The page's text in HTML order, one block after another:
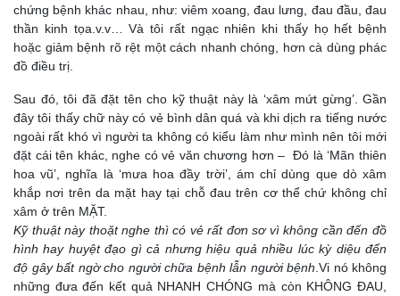
chứng bệnh khác nhau, như: viêm xoang, đau lưng, đau đầu, đau
thần kinh tọa.v.v… Và tôi rất ngạc nhiên khi thấy họ hết bệnh
hoặc giảm bệnh rõ rệt một cách nhanh chóng, hơn cà dùng phác
đồ điều trị.
Sau đó, tôi đã đặt tên cho kỹ thuật này là ‘xâm mứt gừng’. Gần
đây tôi thấy chữ này có vẻ bình dân quá và khi dịch ra tiếng nước
ngoài rất khó vì người ta không có kiểu làm như mình nên tôi mới
đặt cái tên khác, nghe có vẻ văn chương hơn – Đó là ‘Mãn thiên
hoa vũ’, nghĩa là ‘mưa hoa đầy trời’, ám chỉ dùng que dò xâm
khắp nơi trên da mặt hay tại chỗ đau trên cơ thể chứ không chỉ
xâm ở trên MẶT.
Kỹ thuật này thoặt nghe thì có vẻ rất đơn sơ vì không cần đến đồ
hình hay huyệt đạo gì cả nhưng hiệu quả nhiều lúc kỳ diệu đến
độ gây bất ngờ cho người chữa bệnh lẫn người bệnh.Vi nó không
những đưa đến kết quả NHANH CHÓNG mà còn KHÔNG ĐAU,